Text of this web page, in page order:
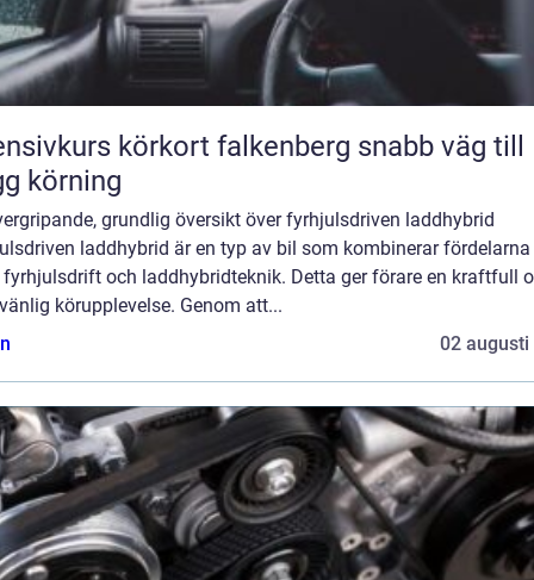
körkort falkenberg snabb väg till
körning
grundlig översikt över fyrhjulsdriven laddhybrid
laddhybrid är en typ av bil som kombinerar
fyrhjulsdrift och laddhybridteknik. Detta ger förare en kraftfull
körupplevelse. Genom att...
02 augusti